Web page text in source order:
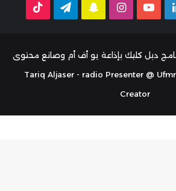
لينكدإن ‫YouTubeانستقرامسناب تيلقرام
دبل كليك بإذاعة يو أف أم وصانع محتوى
Tariq Aljaser - radio Presenter @
Creator